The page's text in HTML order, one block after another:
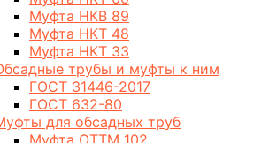
Муфта НКВ 89
Муфта НКТ 48
Муфта НКТ 33
трубы и муфты к ним
ГОСТ 31446-2017
ГОСТ 632-80
для обсадных труб